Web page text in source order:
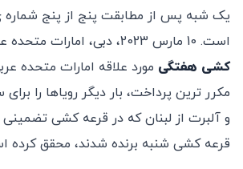
یک شبه پس از مطابقت پنج از پنج شماره
است. 10 مارس 2023، دبی، امارات متحده عربی: محظوظ،
کشی هفتگی مورد علاقه امارات متحده
مکرر ترین پرداخت، بار دیگر رویاها را
و آلبرت از لبنان که در قرعه کشی
قرعه کشی شنبه برنده شدند، محقق کرده